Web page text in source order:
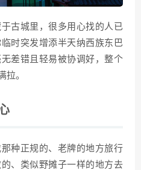
古城里，很多用心找的人已
时突发增添半天纳西族东巴
差错且轻易被协调好，整个
拉。
种正规的、老牌的地方旅行
、类似野摊子一样的地方去